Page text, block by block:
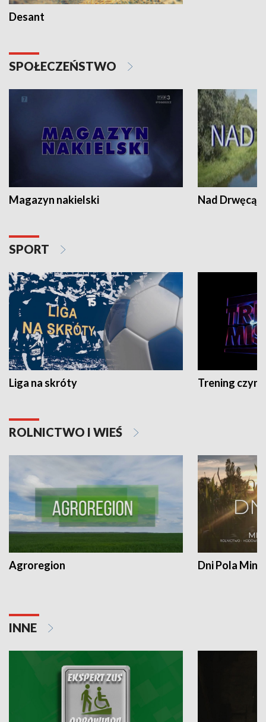
Desant
SPOŁECZEŃSTWO
Magazyn nakielski Nad Drwęcą
SPORT
Liga na skróty Trening czyni
ROLNICTWO I WIEŚ
Agroregion Dni Pola
INNE